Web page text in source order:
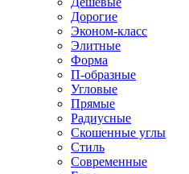
Дорогие
Эконом-класс
Элитные
Форма
П-образные
Угловые
Прямые
Радиусные
Скошенные углы
Стиль
Современные